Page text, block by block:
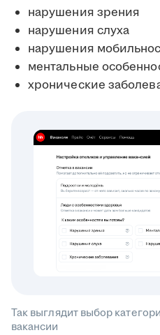
нарушения зрения
нарушения слуха
нарушения
ментальные
хронические
Так выглядит выбор
вакансии